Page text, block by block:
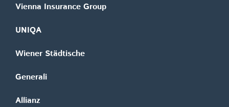
Vienna Insurance Group
UNIQA
Wiener Städtische
Generali
Allianz